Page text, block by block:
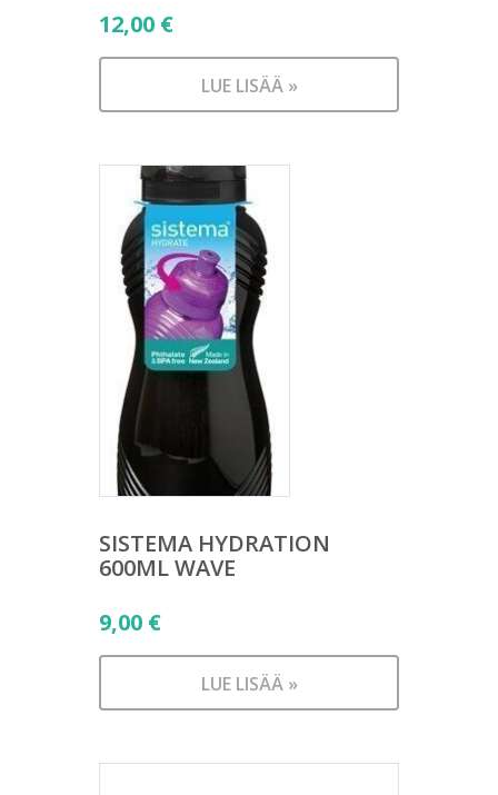
12,00 €
LUE LISÄÄ »
SISTEMA HYDRATION
600ML WAVE
9,00 €
LUE LISÄÄ »